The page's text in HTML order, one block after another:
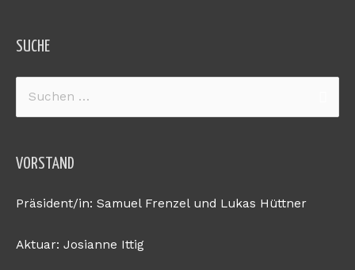
SUCHE
Suchen
nach:
VORSTAND
Präsident/in: Samuel Frenzel und Lukas Hüttner
Aktuar: Josianne Ittig